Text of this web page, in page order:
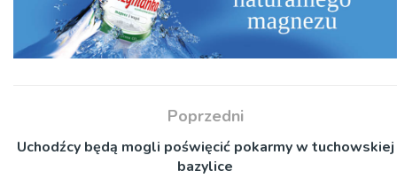
Poprzedni
Uchodźcy będą mogli poświęcić pokarmy w tuchowskiej
bazylice